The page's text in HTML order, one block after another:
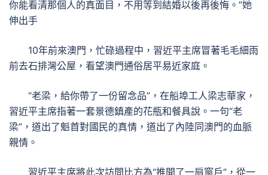
你能看清那個人的真面目，不用等到結婚以後再後悔。”她
伸出手
10年前來澳門，忙碌過程中，習近平主席冒著毛毛細雨
前去石排灣公屋，看望澳門通俗居平易近家庭。
“老梁，給你帶了一份留念品”，在船埠工人梁志華家，
習近平主席指著一套景德鎮產的花瓶和餐具說。一句“老
梁”，道出了魁首對國民的真情，道出了內陸同澳門的血脈
親情。
習近平主席將此次訪問比方為“推開了一扇窗戶”，從一